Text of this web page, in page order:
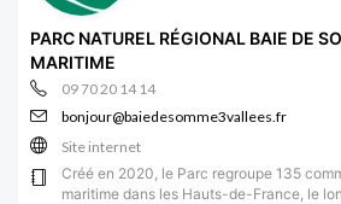
PARC NATUREL RÉGIONAL BAIE DE
MARITIME
09 70 20 14 14
bonjour@baiedesomme3vallees.fr
Site internet
Créé en 2020, le Parc regroupe 135
maritime dans les Hauts-de-France, le